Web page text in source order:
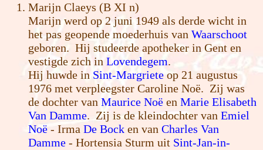
Marijn Claeys (B XI n)
Marijn werd op 2 juni 1949 als derde wicht in
het pas geopende moederhuis van Waarschoot
geboren. Hij studeerde apotheker in Gent en
vestigde zich in Lovendegem.
Hij huwde in Sint-Margriete op 21 augustus
1976 met verpleegster Caroline Noë. Zij was
de dochter van Maurice Noë en Marie Elisabeth
Van Damme. Zij is de kleindochter van Emiel
Noë - Irma De Bock en van Charles Van
Damme - Hortensia Sturm uit Sint-Jan-in-